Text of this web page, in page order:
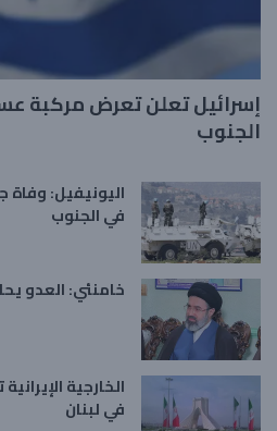
إسرائيل تعلن تعرض مركبة
الجنوب
اليونيفيل:
في الجنوب
خامنئي: العدو
الخارجية
في لبنان